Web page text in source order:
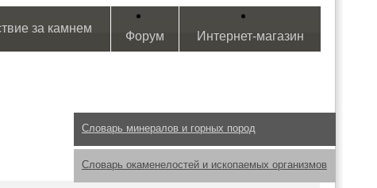
за камнем
Форум Интернет-магазин
Словарь минералов и горных пород
Словарь окаменелостей и ископаемых организмов